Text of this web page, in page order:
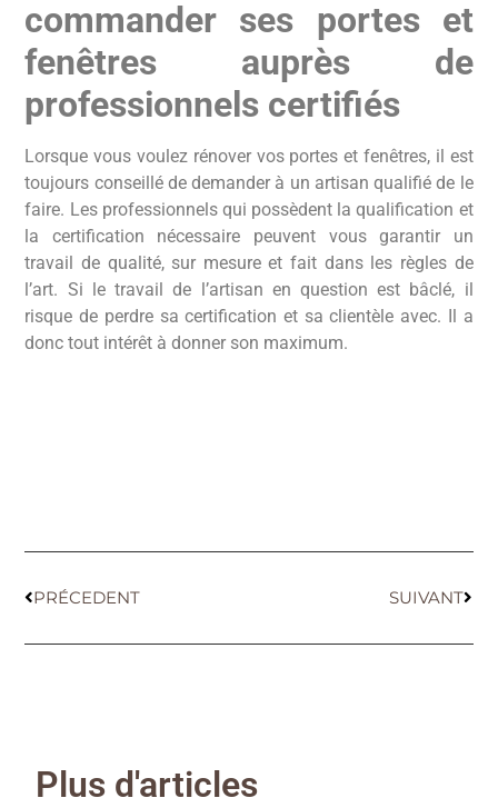
commander ses portes et
fenêtres auprès de
professionnels certifiés
Lorsque vous voulez rénover vos portes et fenêtres, il est
toujours conseillé de demander à un artisan qualifié de le
faire. Les professionnels qui possèdent la qualification et
la certification nécessaire peuvent vous garantir un
travail de qualité, sur mesure et fait dans les règles de
l’art. Si le travail de l’artisan en question est bâclé, il
risque de perdre sa certification et sa clientèle avec. Il a
donc tout intérêt à donner son maximum.
PRÉCEDENT SUIVANT
Plus d'articles